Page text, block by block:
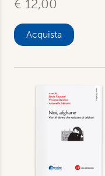
€ 12,00
Acquista